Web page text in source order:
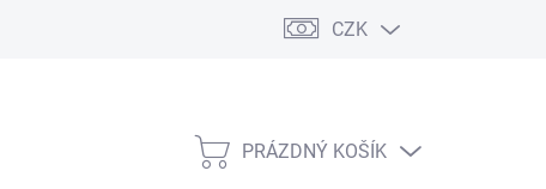
CZK
NÁKUPNÍ
PRÁZDNÝ KOŠÍK